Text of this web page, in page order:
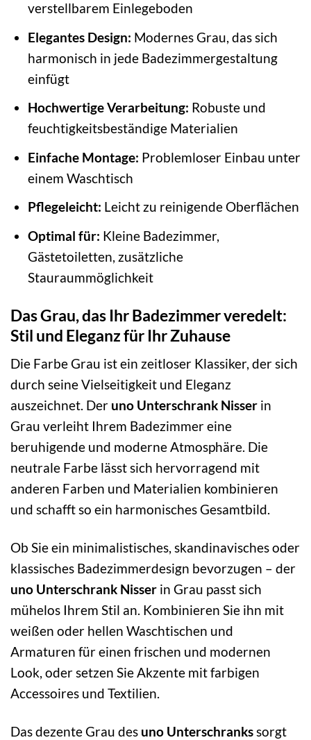
verstellbarem Einlegeboden
Elegantes Design: Modernes Grau, das sich
harmonisch in jede Badezimmergestaltung
einfügt
Hochwertige Verarbeitung: Robuste und
feuchtigkeitsbeständige Materialien
Einfache Montage: Problemloser Einbau unter
einem Waschtisch
Pflegeleicht: Leicht zu reinigende Oberflächen
Optimal für: Kleine Badezimmer,
Gästetoiletten, zusätzliche
Stauraummöglichkeit
Das Grau, das Ihr Badezimmer veredelt:
Stil und Eleganz für Ihr Zuhause
Die Farbe Grau ist ein zeitloser Klassiker, der sich
durch seine Vielseitigkeit und Eleganz
auszeichnet. Der uno Unterschrank Nisser in
Grau verleiht Ihrem Badezimmer eine
beruhigende und moderne Atmosphäre. Die
neutrale Farbe lässt sich hervorragend mit
anderen Farben und Materialien kombinieren
und schafft so ein harmonisches Gesamtbild.
Ob Sie ein minimalistisches, skandinavisches oder
klassisches Badezimmerdesign bevorzugen – der
uno Unterschrank Nisser in Grau passt sich
mühelos Ihrem Stil an. Kombinieren Sie ihn mit
weißen oder hellen Waschtischen und
Armaturen für einen frischen und modernen
Look, oder setzen Sie Akzente mit farbigen
Accessoires und Textilien.
Das dezente Grau des uno Unterschrankssorgt